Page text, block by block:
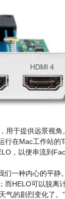
于提供远景视
在Mac工作站
，以便串流到
一种内心的平
HELO可以脱
的剧烈变化了